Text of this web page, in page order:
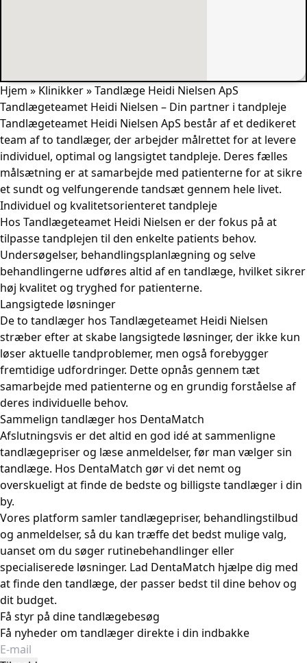
Hjem » Klinikker»Tandlæge Heidi Nielsen ApS
Tandlægeteamet Heidi Nielsen – Din partner i tandpleje
Tandlægeteamet Heidi Nielsen ApS består af et dedikeret
team af to tandlæger, der arbejder målrettet for at levere
individuel, optimal og langsigtet tandpleje. Deres fælles
målsætning er at samarbejde med patienterne for at sikre
et sundt og velfungerende tandsæt gennem hele livet.
Individuel og kvalitetsorienteret tandpleje
Hos Tandlægeteamet Heidi Nielsen er der fokus på at
tilpasse tandplejen til den enkelte patients behov.
Undersøgelser, behandlingsplanlægning og selve
behandlingerne udføres altid af en tandlæge, hvilket sikrer
høj kvalitet og tryghed for patienterne.
Langsigtede løsninger
De to tandlæger hos Tandlægeteamet Heidi Nielsen
stræber efter at skabe langsigtede løsninger, der ikke kun
løser aktuelle tandproblemer, men også forebygger
fremtidige udfordringer. Dette opnås gennem tæt
samarbejde med patienterne og en grundig forståelse af
deres individuelle behov.
Sammelign tandlæger hos DentaMatch
Afslutningsvis er det altid en god idé at sammenligne
tandlægepriser og læse anmeldelser, før man vælger sin
tandlæge. Hos DentaMatch gør vi det nemt og
overskueligt at finde de bedste og billigste tandlæger i din
by.
Vores platform samler tandlægepriser, behandlingstilbud
og anmeldelser, så du kan træffe det bedst mulige valg,
uanset om du søger rutinebehandlinger eller
specialiserede løsninger. Lad DentaMatch hjælpe dig med
at finde den tandlæge, der passer bedst til dine behov og
dit budget.
Få styr på dine tandlægebesøg
Få nyheder om tandlæger direkte i din indbakke